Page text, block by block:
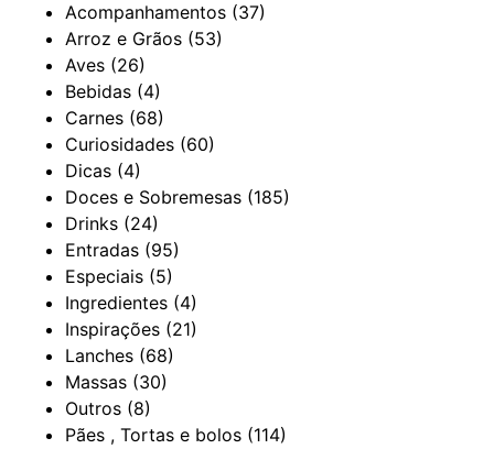
Acompanhamentos (37)
Arroz e Grãos (53)
Aves (26)
Bebidas (4)
Carnes (68)
Curiosidades (60)
Dicas (4)
Doces e Sobremesas (185)
Drinks (24)
Entradas (95)
Especiais (5)
Ingredientes (4)
Inspirações (21)
Lanches (68)
Massas (30)
Outros (8)
Pães , Tortas e bolos (114)